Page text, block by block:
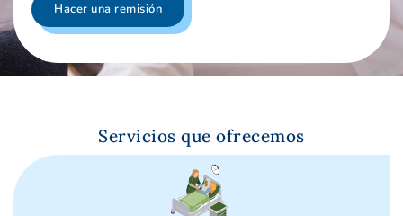
Hacer una remisión
Servicios que ofrecemos